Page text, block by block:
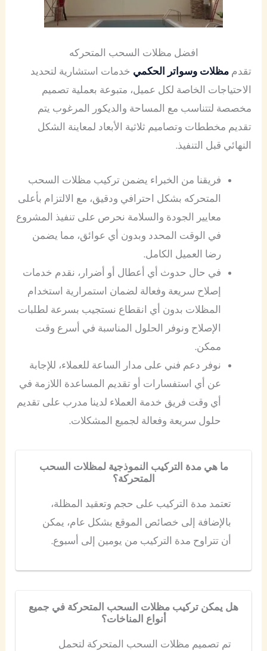
افضل مظلات السحب المتحركه
تقدممظلات وسواتر الحكمي خدمات استشارية لتحديد
الاحتياجات الخاصة لكل عميل، متبوعة بعملية تصميم
مخصصة لتتناسب مع المساحة والديكور المرغوب يتم
تقديم مخططات وتصاميم ثلاثية الأبعاد لمعاينة الشكل
النهائي قبل التنفيذ.
فريقنا من الخبراء يضمن تركيب مظلات السحب
المتحركه بشكل احترافي ودقيق، مع الالتزام بأعلى
معايير الجودة والسلامة نحرص على تنفيذ المشروع
في الوقت المحدد وبدون أي عوائق، مما يضمن
رضا العميل الكامل.
في حال حدوث أي أعطال أو أضرار، نقدم خدمات
إصلاح سريعة وفعالة لضمان استمرارية استخدام
المظلات بدون أي انقطاع نستجيب بسرعة لطلبات
الإصلاح ونوفر الحلول المناسبة في أسرع وقت
ممكن.
نوفر دعم فني على مدار الساعة للعملاء، للإجابة
عن أي استفسارات أو تقديم المساعدة اللازمة في
أي وقت فريق خدمة العملاء لدينا مدرب على تقديم
حلول سريعة وفعالة لجميع المشكلات.
ما هي مدة التركيب النموذجية لمظلات السحب
المتحركة؟
تعتمد مدة التركيب على حجم وتعقيد المظلة،
بالإضافة إلى خصائص الموقع بشكل عام، يمكن
أن تتراوح مدة التركيب من يومين إلى أسبوع.
هل يمكن تركيب مظلات السحب المتحركة في جميع
أنواع المناخات؟
تم تصميم مظلات السحب المتحركة لتحمل